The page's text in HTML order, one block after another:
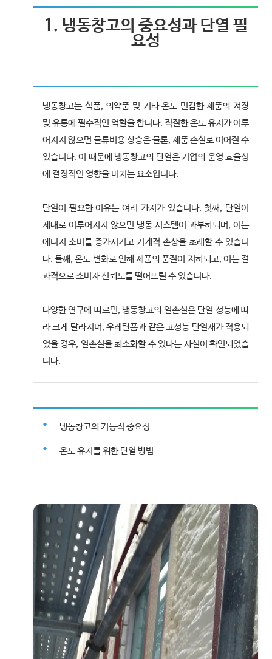
1. 냉동창고의 중요성과 단열 필
요성
냉동창고는 식품, 의약품 및 기타 온도 민감한 제품의 저장
및 유통에 필수적인 역할을 합니다. 적절한 온도 유지가 이루
어지지 않으면 물류비용 상승은 물론, 제품 손실로 이어질 수
있습니다. 이 때문에 냉동창고의 단열은 기업의 운영 효율성
에 결정적인 영향을 미치는 요소입니다.
단열이 필요한 이유는 여러 가지가 있습니다. 첫째, 단열이
제대로 이루어지지 않으면 냉동 시스템이 과부하되며, 이는
에너지 소비를 증가시키고 기계적 손상을 초래할 수 있습니
다. 둘째, 온도 변화로 인해 제품의 품질이 저하되고, 이는 결
과적으로 소비자 신뢰도를 떨어뜨릴 수 있습니다.
다양한 연구에 따르면, 냉동창고의 열손실은 단열 성능에 따
라 크게 달라지며, 우레탄폼과 같은 고성능 단열재가 적용되
었을 경우, 열손실을 최소화할 수 있다는 사실이 확인되었습
니다.
냉동창고의 기능적 중요성
온도 유지를 위한 단열 방법